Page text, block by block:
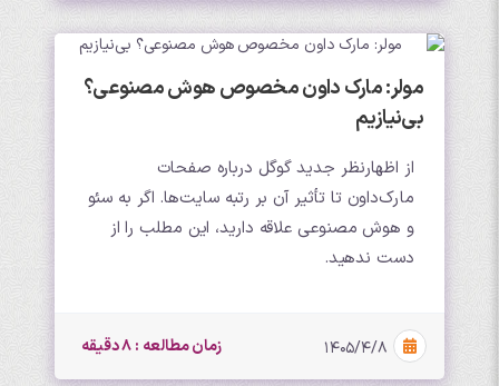
مولر: مارک داون مخصوص هوش مصنوعی؟
بی‌نیازیم
از اظهارنظر جدید گوگل درباره صفحات
مارک‌داون تا تأثیر آن بر رتبه سایت‌ها. اگر به سئو
و هوش مصنوعی علاقه دارید، این مطلب را از
دست ندهید.
۱۴۰۵/۴/۸ زمان مطالعه : 8 دقیقه